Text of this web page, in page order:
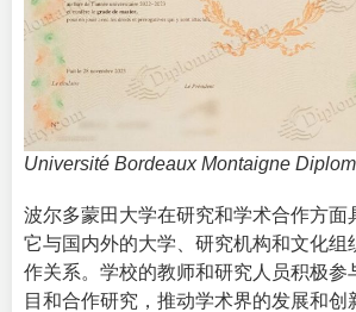
Université Bordeaux Montaigne
波尔多蒙田大学在研究和学术合作方面
它与国内外的大学、研究机构和文化组
作关系。学校的教师和研究人员积极参
目和合作研究，推动学术界的发展和创